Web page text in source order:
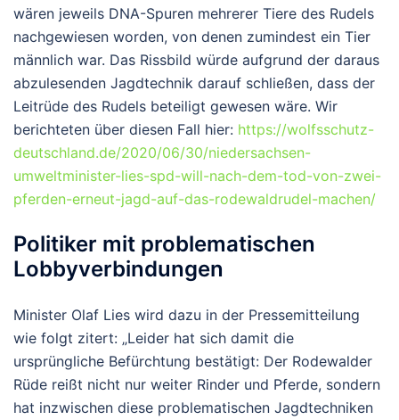
wären jeweils DNA-Spuren mehrerer Tiere des Rudels
nachgewiesen worden, von denen zumindest ein Tier
männlich war. Das Rissbild würde aufgrund der daraus
abzulesenden Jagdtechnik darauf schließen, dass der
Leitrüde des Rudels beteiligt gewesen wäre. Wir
berichteten über diesen Fall hier: https://wolfsschutz-
deutschland.de/2020/06/30/niedersachsen-
umweltminister-lies-spd-will-nach-dem-tod-von-zwei-
pferden-erneut-jagd-auf-das-rodewaldrudel-machen/
Politiker mit problematischen
Lobbyverbindungen
Minister Olaf Lies wird dazu in der Pressemitteilung
wie folgt zitert: „Leider hat sich damit die
ursprüngliche Befürchtung bestätigt: Der Rodewalder
Rüde reißt nicht nur weiter Rinder und Pferde, sondern
hat inzwischen diese problematischen Jagdtechniken